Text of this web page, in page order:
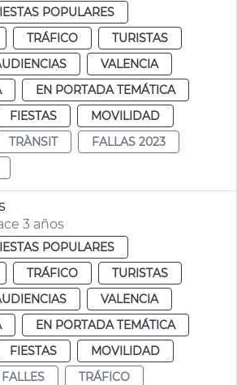
POPULARES
TRÁFICO
TURISTAS
VALENCIA
EN PORTADA TEMÁTICA
FIESTAS
MOVILIDAD
TRÀNSIT
FALLAS 2023
3 años
POPULARES
TRÁFICO
TURISTAS
VALENCIA
EN PORTADA TEMÁTICA
FIESTAS
MOVILIDAD
FALLES
TRÁFICO